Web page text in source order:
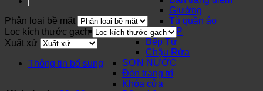
Giường
Tủ quần áo
THIẾT BỊ BẾP
Bếp Từ
Chậu Rửa
SƠN NƯỚC
Đèn trang trí
Khóa cửa
Phân loại bề mặt
Lọc kích thước gạch
Xuất xứ
Thông tin bổ sung